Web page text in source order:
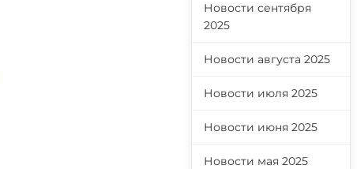
Новости сентября
2025
Новости августа 2025
Новости июля 2025
Новости июня 2025
Новости мая 2025